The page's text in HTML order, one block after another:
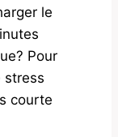
le
Pour
stress
courte